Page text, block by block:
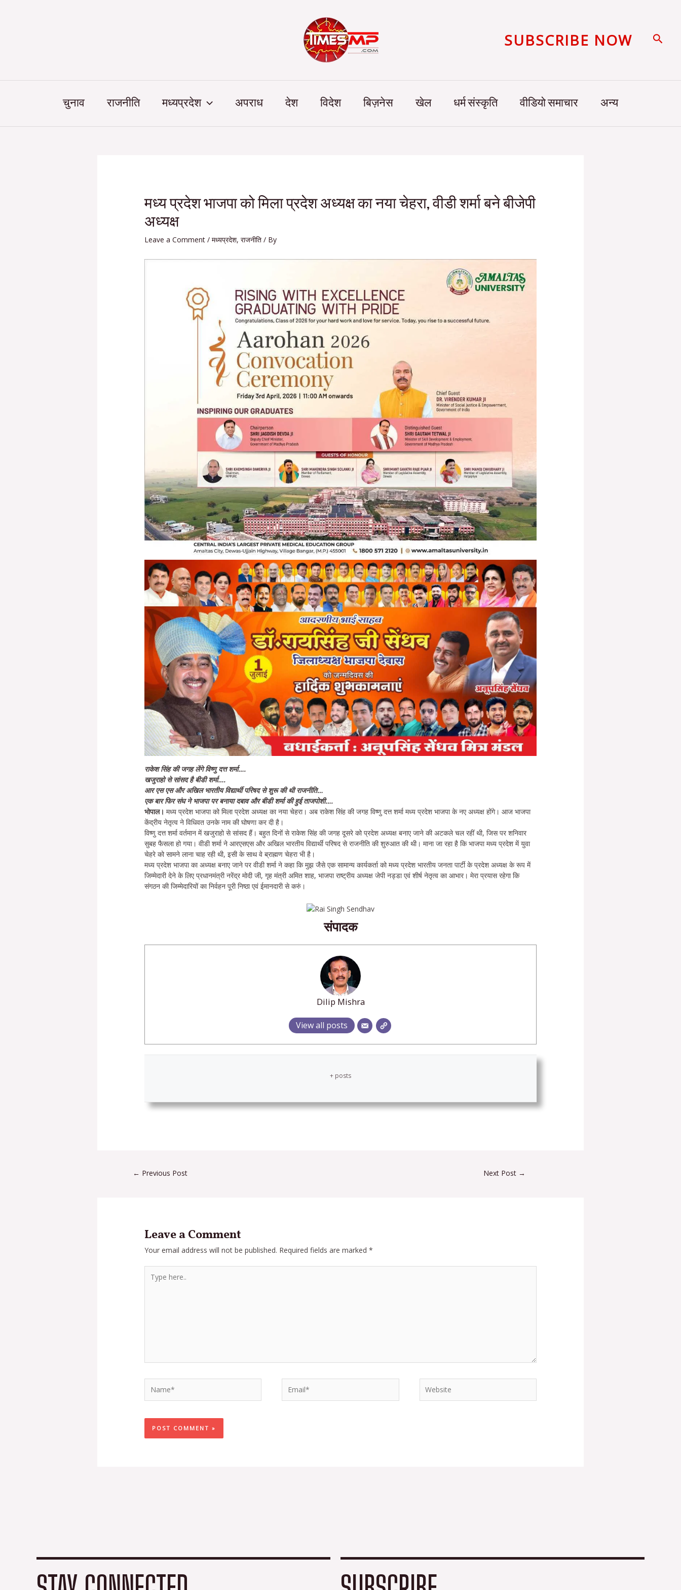
SUBSCRIBE NOW
चुनाव राजनीति मध्यप्रदेश अपराध देश विदेश बिज़नेस खेल धर्म संस्कृति वीडियो समाचार अन्य
मध्य प्रदेश भाजपा को मिला प्रदेश अध्यक्ष का नया चेहरा, वीडी शर्मा बने बीजेपी
अध्यक्ष
Leave a Comment /मध्यप्रदेश,राजनीति / By
राकेश सिंह की जगह लेंगे विष्णु दत्त शर्मा….
खजुराहो से सांसद है बीडी शर्मा….
आर एस एस और अखिल भारतीय विद्यार्थी परिषद से शुरू की थी राजनीति…
एक बार फिर संघ ने भाजपा पर बनाया दबाव और बीडी शर्मा की हुई ताजपोशी….
भोपाल। मध्य प्रदेश भाजपा को मिला प्रदेश अध्यक्ष का नया चेहरा। अब राकेश सिंह की जगह विष्णु दत्त शर्मा मध्य प्रदेश भाजपा के नए अध्यक्ष होंगे। आज भाजपा
केंद्रीय नेतृत्व ने विधिवत उनके नाम की घोषणा कर दी है।
विष्णु दत्त शर्मा वर्तमान में खजुराहो से सांसद हैं। बहुत दिनों से राकेश सिंह की जगह दूसरे को प्रदेश अध्यक्ष बनाए जाने की अटकले चल रहीं थी, जिस पर शनिवार
सुबह फैसला हो गया। वीडी शर्मा ने आरएसएस और अखिल भारतीय विद्यार्थी परिषद से राजनीति की शुरुआत की थी। माना जा रहा है कि भाजपा मध्य प्रदेश में युवा
चेहरे को सामने लाना चाह रही थी, इसी के साथ वे ब्राह्मण चेहरा भी है।
मध्य प्रदेश भाजपा का अध्यक्ष बनाए जाने पर वीडी शर्मा ने कहा कि मुझ जैसे एक सामान्य कार्यकर्ता को मध्य प्रदेश भारतीय जनता पार्टी के प्रदेश अध्यक्ष के रूप में
जिम्मेदारी देने के लिए प्रधानमंत्री नरेंद्र मोदी जी, गृह मंत्री अमित शाह, भाजपा राष्ट्रीय अध्यक्ष जेपी नड्डा एवं शीर्ष नेतृत्व का आभार। मेरा प्रयास रहेगा कि
संगठन की जिम्मेदारियों का निर्वहन पूरी निष्ठा एवं ईमानदारी से करुं।
संपादक
Dilip Mishra
View all posts
+ posts
← Previous Post Next Post →
Leave a Comment
Your email address will not be published. Required fields are marked*
here..